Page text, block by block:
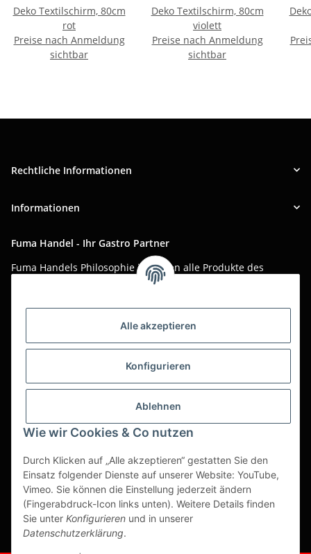
Alle akzeptieren
Konfigurieren
Ablehnen
Wie wir Cookies & Co nutzen
Durch Klicken auf „Alle akzeptieren“ gestatten Sie den
Einsatz folgender Dienste auf unserer Website: YouTube,
Vimeo. Sie können die Einstellung jederzeit ändern
(Fingerabdruck-Icon links unten). Weitere Details finden
Sie unter Konfigurieren und in unserer
Datenschutzerklärung.
Deko Textilschirm, 80cm
rot
Preise nach Anmeldung
sichtbar
Deko Textilschirm, 80cm
violett
Preise nach Anmeldung
sichtbar
Rechtliche Informationen
Informationen
Fuma Handel - Ihr Gastro Partner
Fuma Handels Philosophie ist, Ihnen alle Produkte des
täglichen Gastro-Alltags zu günstigen Online-Preisen mit
Asiatika, Gastraum-Dekorationen, Tischgedeck, Servietten,
weltweit um Ihnen das perfekte Produkt zum optimalen Preis
Seit über 20 Jahren sind wir für Sie im Einsatz!
geltender gesetzl. USt.
Dies ist ein reiner B2B Shop für Gewerbetreibende -
Bestellungen von Privatkunden werden nicht bearbeitet!
Partner-Seite
https://ruuga.de
* Alle Preise zzgl. gesetzlicher USt., zzgl.